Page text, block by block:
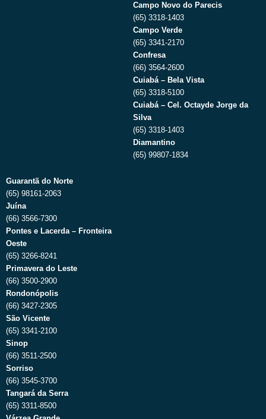
Campo Novo do Parecis
(65) 3318-1403
Campo Verde
(65) 3341-2170
Confresa
(66) 3564-2600
Cuiabá – Bela Vista
(65) 3318-5100
Cuiabá – Cel. Octayde Jorge da
Silva
(65) 3318-1403
Diamantino
(65) 99807-1834
Guarantã do Norte
(65) 98161-2063
Juína
(66) 3566-7300
Pontes e Lacerda – Fronteira
Oeste
(65) 3266-8241
Primavera do Leste
(66) 3500-2900
Rondonópolis
(66) 3427-2305
São Vicente
(65) 3341-2100
Sinop
(66) 3511-2500
Sorriso
(66) 3545-3700
Tangará da Serra
(65) 3311-8500